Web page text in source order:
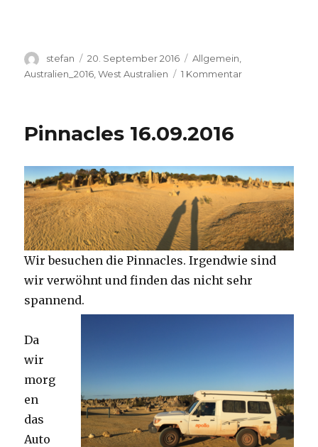
Autor
stefan
Veröffentlicht
am
20. September 2016 Kategorien
Allgemein,
Australien_2016 ,West Australien 1 Kommentarzu
Pinnacles 16.09.2016
Wir besuchen die Pinnacles. Irgendwie sind
wir verwöhnt und finden das nicht sehr
spannend.
Da
wir
morg
en
das
Auto